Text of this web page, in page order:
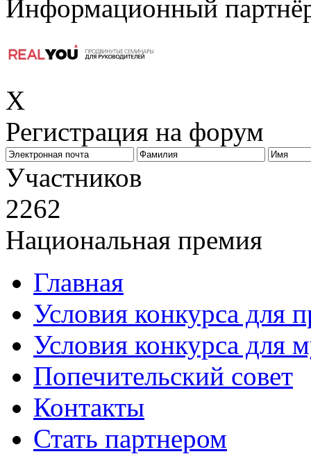
Информационный
X
Регистрация на форум
Участников
2262
Национальная премия
Главная
Условия конкурса для
Условия конкурса для
Попечительский совет
Контакты
Стать партнером